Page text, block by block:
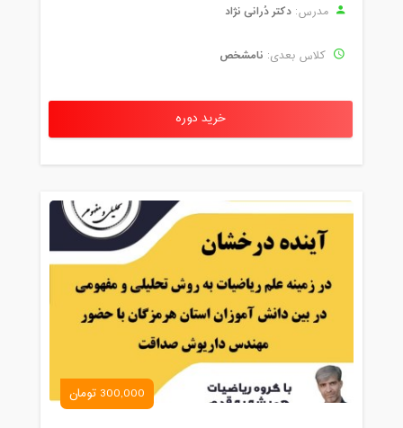
مدرس: دکتر دُرانی نژاد
کلاس بعدی: نامشخص
خرید دوره
300,000 تومان